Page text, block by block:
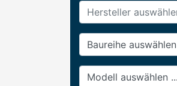
Hersteller
Baureihe
Modell